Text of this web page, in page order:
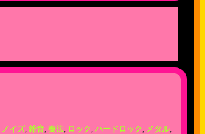
ノイズ, 雑音, 奏法, ロック, ハードロック, メタル,